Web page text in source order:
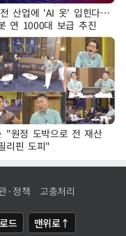
산업에 'AI 옷' 입힌다…
연 1000대 보급 추진
"원정 도박으로 전 재산
리핀 도피"
·정책 고충처리
드 맨위로↑